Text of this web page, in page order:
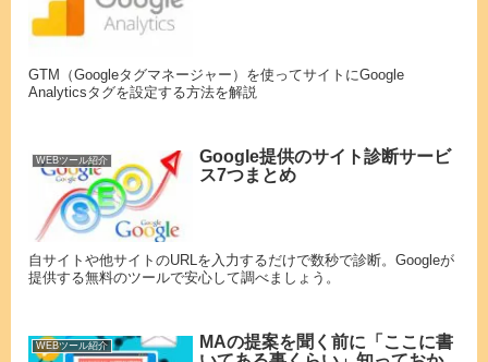
GTM（Googleタグマネージャー）を使ってサイトにGoogle
Analyticsタグを設定する方法を解説
WEBツール紹介
Google提供のサイト診断サービ
ス7つまとめ
自サイトや他サイトのURLを入力するだけで数秒で診断。Googleが
提供する無料のツールで安心して調べましょう。
WEBツール紹介
MAの提案を聞く前に「ここに書